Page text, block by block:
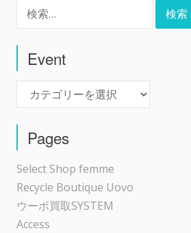
ビ
ゲ
ー
シ
ョ
ン
Event
Pages
Select Shop femme
Recycle Boutique Uovo
ウーボ買取SYSTEM
Access